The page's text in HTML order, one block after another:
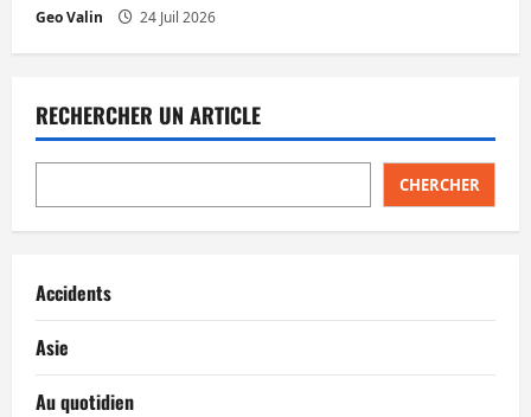
Geo Valin 24 Juil 2026
RECHERCHER UN ARTICLE
CHERCHER
Accidents
Asie
Au quotidien